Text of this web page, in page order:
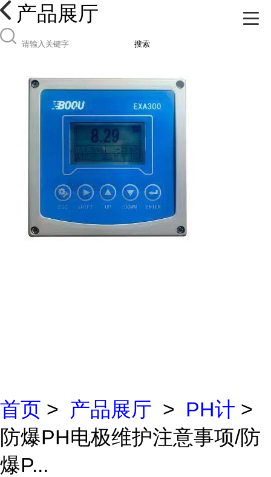
产品展厅
搜索
首页 > 产品展厅 > PH计 >
防爆PH电极维护注意事项/防
爆P...